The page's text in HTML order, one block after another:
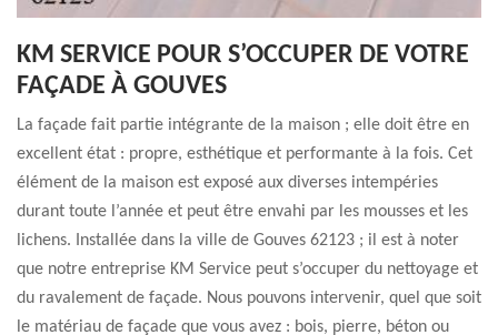
KM SERVICE POUR S’OCCUPER DE VOTRE
FAÇADE À GOUVES
La façade fait partie intégrante de la maison ; elle doit être en
excellent état : propre, esthétique et performante à la fois. Cet
élément de la maison est exposé aux diverses intempéries
durant toute l’année et peut être envahi par les mousses et les
lichens. Installée dans la ville de Gouves 62123 ; il est à noter
que notre entreprise KM Service peut s’occuper du nettoyage et
du ravalement de façade. Nous pouvons intervenir, quel que soit
le matériau de façade que vous avez : bois, pierre, béton ou